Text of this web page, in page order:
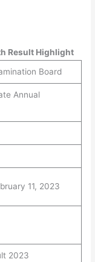
Result Highlight
Board
Annual
11, 2023
2023